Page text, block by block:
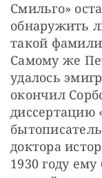
Смильго»
обнаружить
такой
Самому же
удалось
окончил
диссертацию
доктора
1930 году